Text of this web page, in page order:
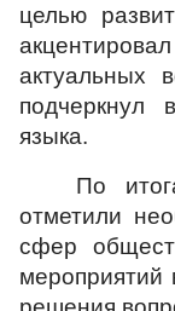
целью
актуальных
подчеркнул
языка.
По
отметили
сфер
мероприятий